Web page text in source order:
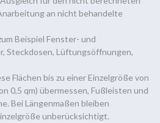
an nicht behandelte
Beispiel Fenster- und
Steckdosen, Lüftungsöffnungen,
Flächen bis zu einer Einzelgröße von
0,5 qm) übermessen, Fußleisten und
Bei Längenmaßen bleiben
unberücksichtigt.